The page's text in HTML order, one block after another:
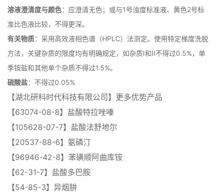
溶液澄清度与颜色：应澄清无色；或与1号浊度标准液、黄色2号标
准比色液比较，不得更深。
有关物质：采用高效液相色谱（HPLC）法测定。使用特定梯度洗脱
方法，关键杂质的限度均有明确规定，如杂质I和II不得过0.5%，单
季铵盐和其他单个杂质不得过1.5%。
硫酸盐：不得过0.05%
【湖北研科时代科技有限公司】更多优势产品
【63074-08-8】盐酸特拉唑嗪
【105628-07-7】盐酸法舒地尔
【20537-88-6】氨磷汀
【96946-42-8】苯磺顺阿曲库铵
【62-31-7】盐酸多巴胺
【54-85-3】异烟肼